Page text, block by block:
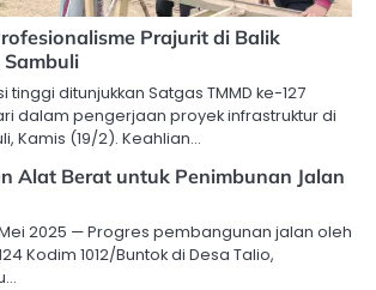
Prajurit di Balik
tinggi ditunjukkan Satgas TMMD ke-127
dalam pengerjaan proyek infrastruktur di
Kamis (19/2). Keahlian…
Alat Berat untuk Penimbunan Jalan
2025 — Progres pembangunan jalan oleh
Kodim 1012/Buntok di Desa Talio,